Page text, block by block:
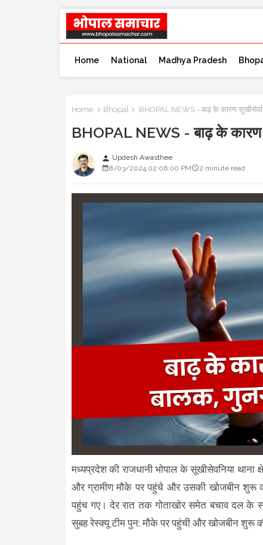
Home National Madhya Pradesh
Home Bhopal BHOPAL NEWS - बाढ़ के कारण
BHOPAL NEWS - बाढ़ के कारण
person Updesh Awasthee
8/03/2024 02:06:00 PM
2 minute read
मध्यप्रदेश की राजधानी भोपाल के सूखीसेवनिया
और ग्रामीण मौके पर पहुंचे और उसकी खोजबीन शुरू
पहुंच गए। देर रात तक गोताखोर समेत बचाव दल के
सुबह रेस्क्यू टीम पुन: मौके पर पहुंची और खोजबीन शुरू